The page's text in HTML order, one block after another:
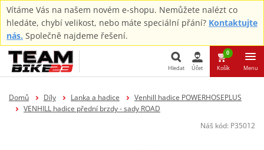
Vítáme Vás na našem novém e-shopu. Nemůžete nalézt co
hledáte, chybí velikost, nebo máte speciální přání? Kontaktujte
nás. Společně najdeme řešení.
Hledat
Hledat Účet
0
Košík Menu
Domů Díly Lanka a hadice
Venhill hadice POWERHOSEPLUS
VENHILL hadice přední brzdy - sady ROAD
Náš kód: P35012